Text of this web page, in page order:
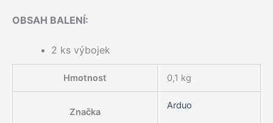
OBSAH BALENÍ:
2 ks výbojek
Hmotnost 0,1 kg
Značka
Arduo